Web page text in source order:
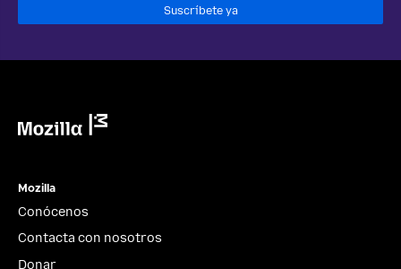
Suscríbete ya
Mozilla
Conócenos
Contacta con nosotros
Donar